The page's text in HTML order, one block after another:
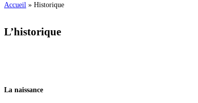
Accueil » Historique
L’historique
La naissance